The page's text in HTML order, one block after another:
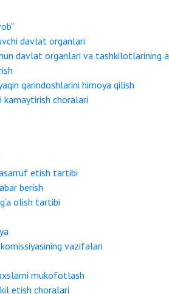
davlat organlari
davlat organlari va tashkilotlarining
qarindoshlarini himoya qilish
choralari
etish tartibi
berish
olish tartibi
vazifalari
mukofotlash
etish choralari